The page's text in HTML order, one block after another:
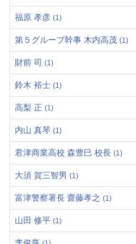
福原 孝彦 (1)
第５グループ幹事 木内高茂 (1)
財前 司 (1)
鈴木 裕士 (1)
高梨 正 (1)
内山 真琴 (1)
君津商業高校 森豊巳 校長 (1)
大須 賀三智男 (1)
富津警察署長 齋藤孝之 (1)
山田 修平 (1)